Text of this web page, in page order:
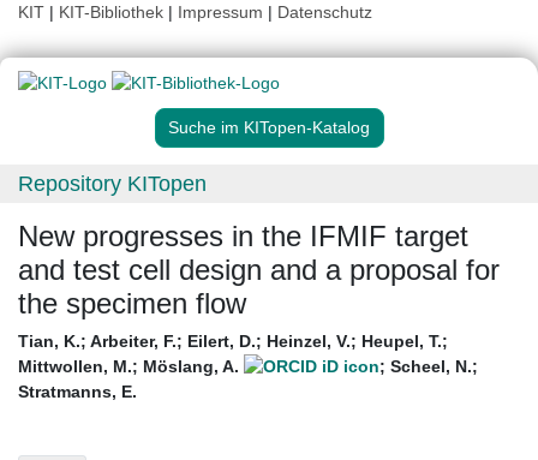
KIT | KIT-Bibliothek | Impressum | Datenschutz
Suche im KITopen-Katalog
Repository KITopen
New progresses in the IFMIF target
and test cell design and a proposal for
the specimen flow
Tian, K.; Arbeiter, F.; Eilert, D.; Heinzel, V.; Heupel, T.;
Mittwollen, M.; Möslang, A. ; Scheel, N.;
Stratmanns, E.